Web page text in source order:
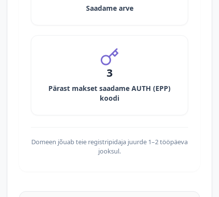
Saadame arve
3
Pärast makset saadame AUTH (EPP)
koodi
Domeen jõuab teie registripidaja juurde 1–2 tööpäeva
jooksul.